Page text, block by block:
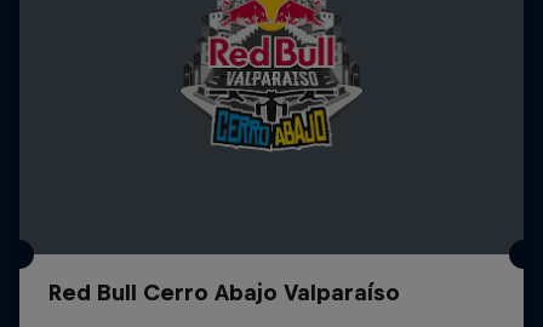
Red Bull Cerro Abajo Valparaíso